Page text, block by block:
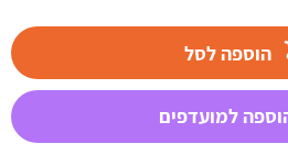
הוספה לסל
למועדפים